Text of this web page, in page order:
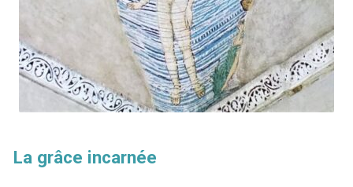
La grâce incarnée